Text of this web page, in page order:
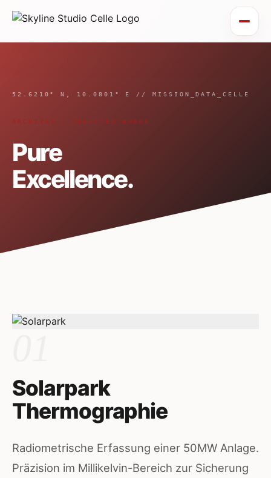
52.6210° N, 10.0801° E // MISSION_DATA_CELLE
ARCHIVES / SELECTED WORKS
Pure
Excellence.
Solarpark
Thermographie
Radiometrische Erfassung einer 50MW Anlage.
Präzision im Millikelvin-Bereich zur Sicherung